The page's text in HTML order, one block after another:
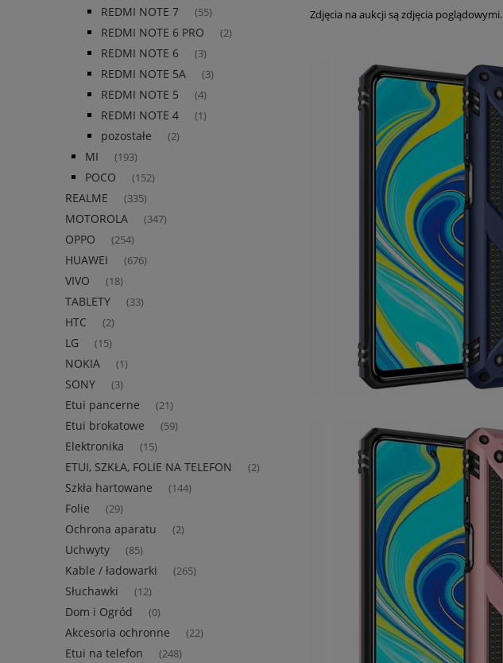
REDMI NOTE 7 (55)
REDMI NOTE 6 PRO (2)
REDMI NOTE 6 (3)
REDMI NOTE 5A (3)
REDMI NOTE 5 (4)
REDMI NOTE 4 (1)
pozostałe (2)
MI (193)
POCO (152)
REALME (335)
MOTOROLA (347)
OPPO (254)
HUAWEI (676)
VIVO (18)
TABLETY (33)
HTC (2)
LG (15)
NOKIA (1)
SONY (3)
Etui pancerne (21)
Etui brokatowe (59)
Elektronika (15)
ETUI, SZKŁA, FOLIE NA TELEFON (2)
Szkła hartowane (144)
Folie (29)
Ochrona aparatu (2)
Uchwyty (85)
Kable / ładowarki (265)
Słuchawki (12)
Dom i Ogród (0)
Akcesoria ochronne (22)
Etui na telefon (248)
Zdjęcia na aukcji są zdjęcia poglądowymi.